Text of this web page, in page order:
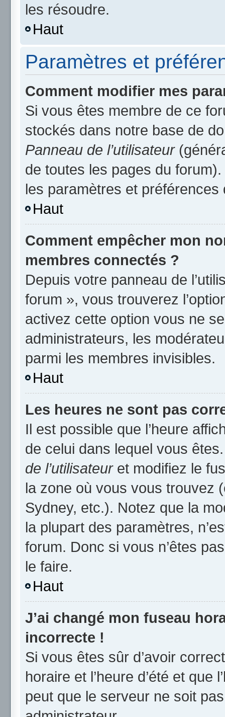
les résoudre.
Haut
Paramètres et
Comment modifier mes
Si vous êtes membre de ce
stockés dans notre base de
Panneau de l’utilisateur
de toutes les pages du
les paramètres et préférences
Haut
Comment empêcher mon
membres connectés ?
Depuis votre panneau de
forum », vous trouverez
activez cette option vous ne
administrateurs, les
parmi les membres invisibles.
Haut
Les heures ne sont pas
Il est possible que l’heure
de celui dans lequel vous
de l’utilisateuret modifiez le
la zone où vous vous trouvez
Sydney, etc.). Notez que la
la plupart des paramètres,
forum. Donc si vous n’êtes
le faire.
Haut
J’ai changé mon fuseau
incorrecte !
Si vous êtes sûr d’avoir
horaire et l’heure d’été et que
peut que le serveur ne soit